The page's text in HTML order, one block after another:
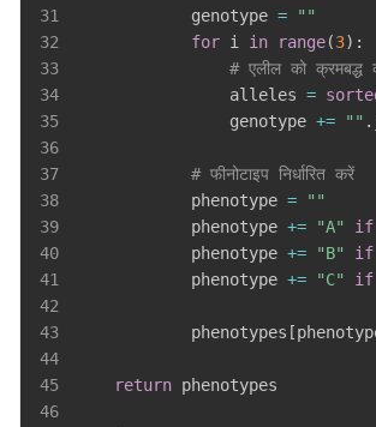
31
            genotype
=
""
32
for i in range(3) :
33
# एलील को
34
                alleles
=
35
                genotype
+= "" .
36
37
# फीनोटाइप निर्धारित करें
38
            phenotype
=
""
39
            phenotype
+= "A" if
40
            phenotype
+= "B" if
41
            phenotype
+= "C" if
42
43
            phenotypes
[
44
45
return
46